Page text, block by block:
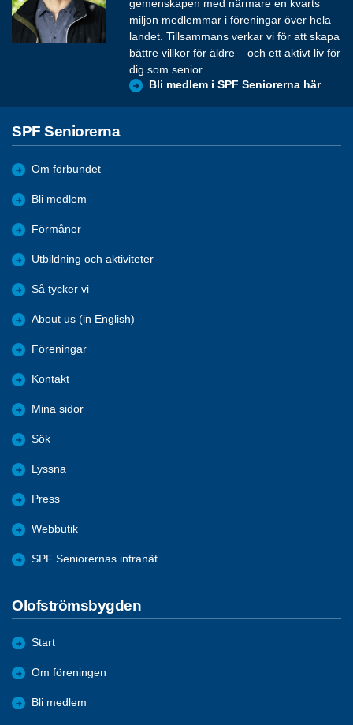
gemenskapen med närmare en kvarts
miljon medlemmar i föreningar över hela
landet. Tillsammans verkar vi för att skapa
bättre villkor för äldre – och ett aktivt liv för
dig som senior.
Bli medlem i SPF Seniorerna här
SPF Seniorerna
Om förbundet
Bli medlem
Förmåner
Utbildning och aktiviteter
Så tycker vi
About us (in English)
Föreningar
Kontakt
Mina sidor
Sök
Lyssna
Press
Webbutik
SPF Seniorernas intranät
Olofströmsbygden
Start
Om föreningen
Bli medlem